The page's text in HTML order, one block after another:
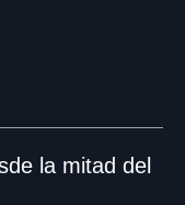
la mitad del